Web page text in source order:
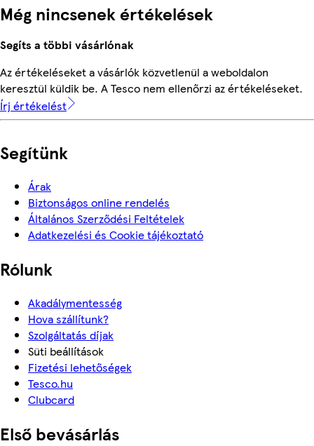
Még nincsenek értékelések
Segíts a többi vásárlónak
Az értékeléseket a vásárlók közvetlenül a weboldalon
keresztül küldik be. A Tesco nem ellenőrzi az értékeléseket.
Írj értékelést
Segítünk
Árak
Biztonságos online rendelés
Általános Szerződési Feltételek
Adatkezelési és Cookie tájékoztató
Rólunk
Akadálymentesség
Hova szállítunk?
Szolgáltatás díjak
Süti beállítások
Fizetési lehetőségek
Tesco.hu
Clubcard
Első bevásárlás